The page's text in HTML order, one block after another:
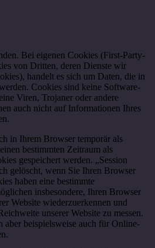
Bei eigenen Cookies (First-Party-
von Dritten, deren Dienste wir
handelt es sich um Daten, die in
Cookies sind keine Software-
Viren, Trojaner oder andere
auch nicht auf Informationen Ihres
in Ihrem Browser temporär als
bestimmten Zeitraum als
gespeichert werden. „Session
gelöscht, wenn Sie Ihren Browser
haben eine bestimmte
insbesondere, Ihren Browser
Website wiederzuerkennen und
unserer Website zu messen.
aber beispielsweise auch für Online-